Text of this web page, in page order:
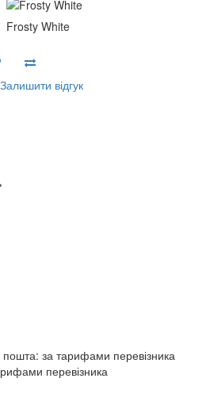
Frosty White
Залишити відгук
пошта: за тарифами перевізника
перевізника